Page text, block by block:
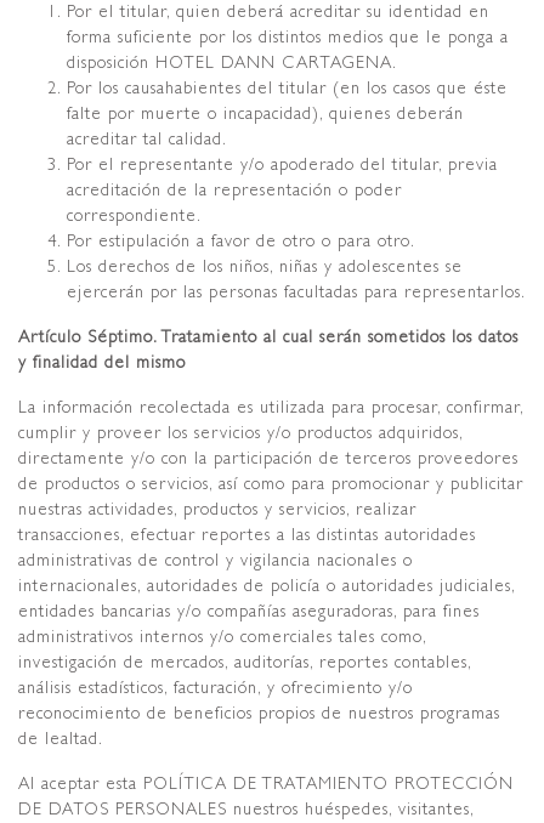
Por el titular, quien deberá acreditar su identidad en
forma suficiente por los distintos medios que le ponga a
disposición HOTEL DANN CARTAGENA.
Por los causahabientes del titular (en los casos que éste
falte por muerte o incapacidad), quienes deberán
acreditar tal calidad.
Por el representante y/o apoderado del titular, previa
acreditación de la representación o poder
correspondiente.
Por estipulación a favor de otro o para otro.
Los derechos de los niños, niñas y adolescentes se
ejercerán por las personas facultadas para representarlos.
Artículo Séptimo. Tratamiento al cual serán sometidos los datos
y finalidad del mismo
La información recolectada es utilizada para procesar, confirmar,
cumplir y proveer los servicios y/o productos adquiridos,
directamente y/o con la participación de terceros proveedores
de productos o servicios, así como para promocionar y publicitar
nuestras actividades, productos y servicios, realizar
transacciones, efectuar reportes a las distintas autoridades
administrativas de control y vigilancia nacionales o
internacionales, autoridades de policía o autoridades judiciales,
entidades bancarias y/o compañías aseguradoras, para fines
administrativos internos y/o comerciales tales como,
investigación de mercados, auditorías, reportes contables,
análisis estadísticos, facturación, y ofrecimiento y/o
reconocimiento de beneficios propios de nuestros programas
de lealtad.
Al aceptar esta POLÍTICA DE TRATAMIENTO PROTECCIÓN
DE DATOS PERSONALES nuestros huéspedes, visitantes,